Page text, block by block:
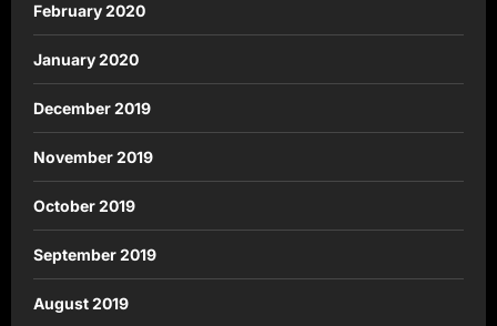
February 2020
January 2020
December 2019
November 2019
October 2019
September 2019
August 2019